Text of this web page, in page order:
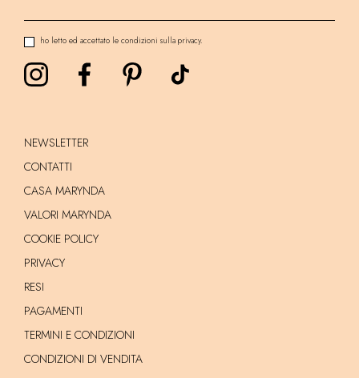
ho letto ed accettato le condizioni sulla privacy.
NEWSLETTER
CONTATTI
CASA MARYNDA
VALORI MARYNDA
COOKIE POLICY
PRIVACY
RESI
PAGAMENTI
TERMINI E CONDIZIONI
CONDIZIONI DI VENDITA